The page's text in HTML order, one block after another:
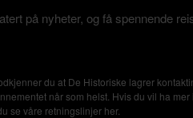
på nyheter, og få spennende
du at De Historiske lagrer
når som helst. Hvis du vil ha
se våre retningslinjer her.